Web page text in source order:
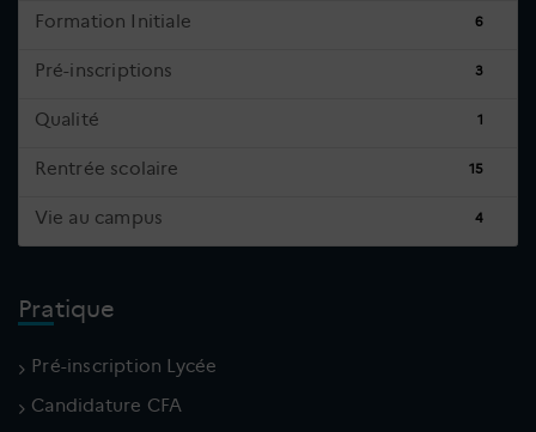
Formation Initiale 6
Pré-inscriptions 3
Qualité 1
Rentrée scolaire 15
Vie au campus 4
Pratique
Pré-inscription Lycée
Candidature CFA